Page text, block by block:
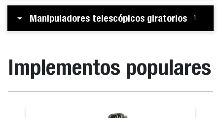
Manipuladores telescópicos giratorios 1
Implementos populares